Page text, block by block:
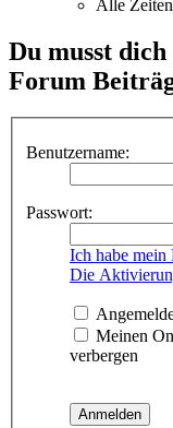
Alle
Du musst
Forum
Benutzername:
Passwort:
Ich habe mein
Die
Meinen
verbergen